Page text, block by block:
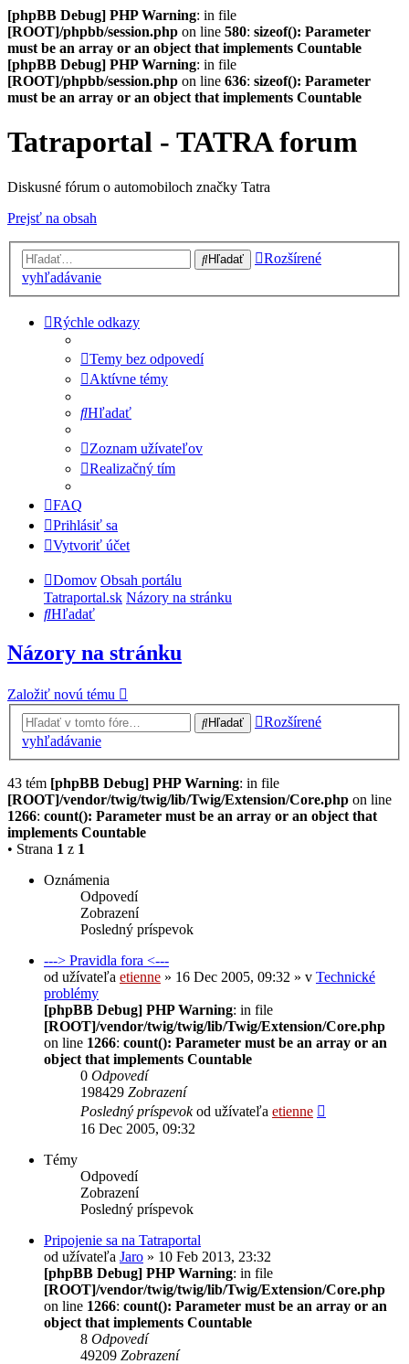
[phpBB Debug] PHP Warning: in file
[ROOT]/phpbb/session.php on line 580: sizeof(): Parameter
must be an array or an object that implements Countable
[phpBB Debug] PHP Warning: in file
[ROOT]/phpbb/session.php on line 636: sizeof(): Parameter
must be an array or an object that implements Countable
Tatraportal - TATRA forum
Diskusné fórum o automobiloch značky Tatra
Prejsť na obsah
Hľadať
Rozšírené
vyhľadávanie
Rýchle odkazy
Temy bez odpovedí
Aktívne témy
Hľadať
Zoznam užívateľov
Realizačný tím
FAQ
Prihlásiť sa
Vytvoriť účet
Domov Obsah portálu
Tatraportal.sk Názory na stránku
Hľadať
Názory na stránku
Založiť novú tému
Hľadať
Rozšírené
vyhľadávanie
43 tém [phpBB Debug] PHP Warning: in file
[ROOT]/vendor/twig/twig/lib/Twig/Extension/Core.php on line
1266: count(): Parameter must be an array or an object that
implements Countable
• Strana 1 z 1
Oznámenia
Odpovedí
Zobrazení
Posledný príspevok
---> Pravidla fora <---
od užívateľa etienne » 16 Dec 2005, 09:32 » v Technické
problémy
[phpBB Debug] PHP Warning: in file
[ROOT]/vendor/twig/twig/lib/Twig/Extension/Core.php
on line 1266: count(): Parameter must be an array or an
object that implements Countable
0 Odpovedí
198429 Zobrazení
Posledný príspevokod užívateľa etienne
16 Dec 2005, 09:32
Témy
Odpovedí
Zobrazení
Posledný príspevok
Pripojenie sa na Tatraportal
od užívateľa Jaro » 10 Feb 2013, 23:32
[phpBB Debug] PHP Warning: in file
[ROOT]/vendor/twig/twig/lib/Twig/Extension/Core.php
on line 1266: count(): Parameter must be an array or an
object that implements Countable
8 Odpovedí
49209 Zobrazení